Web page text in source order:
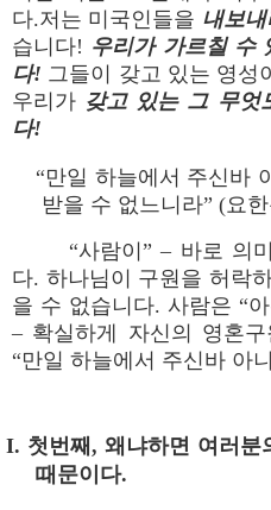
다.저는 미국인들을 내보
습니다! 우리가 가르칠 수
다! 그들이 갖고 있는 영성
우리가 갖고 있는 그 무엇
다!
“만일 하늘에서 주신바
받을 수 없느니라” (요
“사람이” – 바로 의
다. 하나님이 구원을 허락
을 수 없습니다. 사람은 “
– 확실하게 자신의 영혼
“만일 하늘에서 주신바 아
I. 첫번째, 왜냐하면 여러분
때문이다.